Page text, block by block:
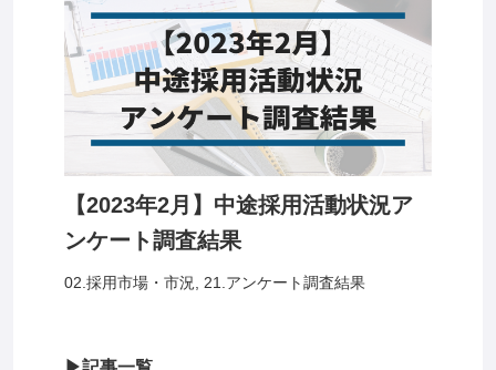
【2023年2月】中途採用活動状況ア
ンケート調査結果
02.採用市場・市況 21.アンケート調査結果